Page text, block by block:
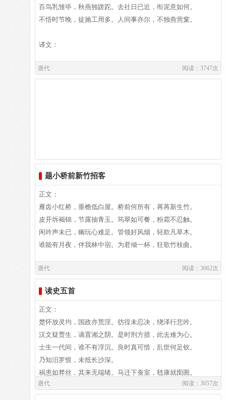
金阙西厢叩玉扃，转教小玉报双成。
揽衣推枕起徘徊，珠箔银屏迤逦开。
士，河南郑州新郑人，是我国唐代伟大的现实主义诗人，他的
诗歌题材广泛，形式多样，语言平易通俗，有“诗魔”和“诗
世，代表诗作有《长恨歌》、《卖炭翁》、《琵琶行》等。白
易故居纪念馆坐落于洛阳市郊。白园（白居易墓）坐落在洛阳
城南香山的琵琶峰。
译文及注释：
作者介绍：
士，河南郑州新郑人，是我国唐代伟大的现实主义诗人，他的
诗歌题材广泛，形式多样，语言平易通俗，有“诗魔”和“诗
百鸟乳雏毕，秋燕独蹉跎。去社日已近，衔泥意如何。
不悟时节晚，徒施工用多。人间事亦尔，不独燕营窠。
译文：
诗歌题材广泛，形式多样，语言平易通俗，有“诗魔”和“诗
王”之称。官至翰林学士、左赞善大夫。有《白氏长庆集》传
世，代表诗作有《长恨歌》、《卖炭翁》、《琵琶行》等。白
居易祖籍山西、陕西、出生于河南郑州新郑，葬于洛阳。白居
易故居纪念馆坐落于洛阳市郊。白园（白居易墓）坐落在洛阳
城南香山的琵琶峰。
唐代 阅读：3747次
题小桥前新竹招客
正文：
雁齿小红桥，垂檐低白屋。桥前何所有，苒苒新生竹。
皮开坼褐锦，节露抽青玉。筠翠如可餐，粉霜不忍触。
闲吟声未已，幽玩心难足。管领好风烟，轻欺凡草木。
谁能有月夜，伴我林中宿。为君倾一杯，狂歌竹枝曲。
译文：
译文及注释：
作者介绍：
白居易,白居易（772～846），字乐天，晚年又号称香山居
士，河南郑州新郑人，是我国唐代伟大的现实主义诗人，他的
诗歌题材广泛，形式多样，语言平易通俗，有“诗魔”和“诗
王”之称。官至翰林学士、左赞善大夫。有《白氏长庆集》传
唐代 阅读：3662次
读史五首
正文：
楚怀放灵均，国政亦荒淫。彷徨未忍决，绕泽行悲吟。
汉文疑贾生，谪置湘之阴。是时刑方措，此去难为心。
士生一代间，谁不有浮沉。良时真可惜，乱世何足钦。
乃知汨罗恨，未抵长沙深。
祸患如棼丝，其来无端绪。马迁下蚕室，嵇康就囹圄。
抱冤志气屈，忍耻形神沮。当彼戮辱时，奋飞无翅羽。
唐代 阅读：3657次